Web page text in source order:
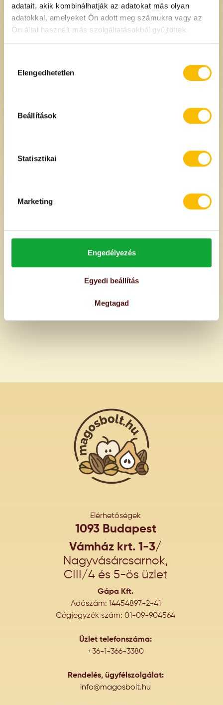
adatait, akik kombinálhatják az adatokat más olyan
adatokkal, amelyeket Ön adott meg számukra vagy az
Ön által használt más szolgáltatásokból gyűjtöttek.
kiválasztása
Elengedhetetlen
Beállítások
Statisztikai
Marketing
Engedélyezés
Egyedi beállítás
Megtagad
Hántolt rozs
Szárított erdei
Egységár: 99000 Ft/kg
20 g
Elérhetőségek
1093 Budapest
Vámház krt. 1-3/
Nagyvásárcsarnok,
CIII/4 és 5-ös üzlet
Gápa Kft.
Adószám: 14454897-2-41
Cégjegyzék szám: 01-09-904564
Üzlet telefonszáma:
+36-1-366-3380
Rendelés, ügyfélszolgálat:
info@magosbolt.hu